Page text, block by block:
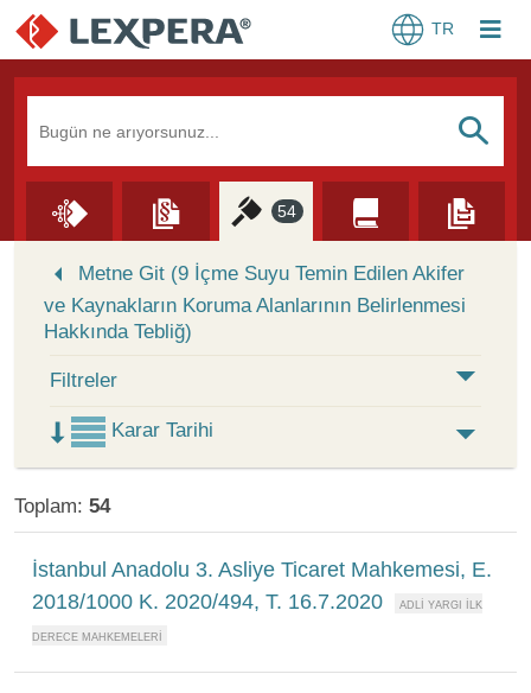
TR
S
54
Metne Git (9 İçme Suyu Temin Edilen Akifer
ve Kaynakların Koruma Alanlarının Belirlenmesi
Hakkında Tebliğ)
Filtreler
Karar Tarihi
Toplam: 54
İstanbul Anadolu 3. Asliye Ticaret Mahkemesi, E.
2018/1000 K. 2020/494, T. 16.7.2020